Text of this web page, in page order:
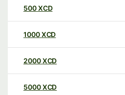
500XCD
1000XCD
2000XCD
5000XCD